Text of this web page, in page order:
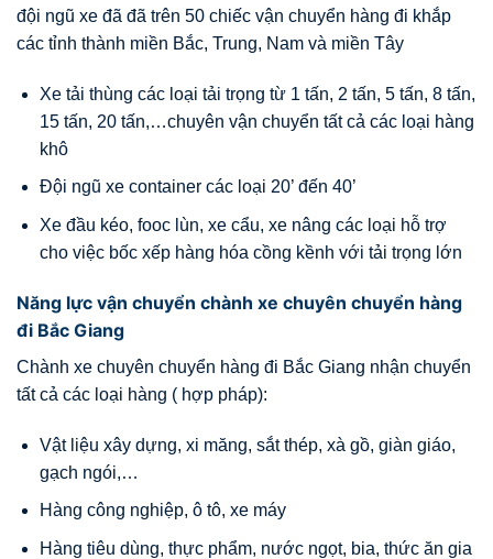
đội ngũ xe đã đã trên 50 chiếc vận chuyển hàng đi khắp
các tỉnh thành miền Bắc, Trung, Nam và miền Tây
Xe tải thùng các loại tải trọng từ 1 tấn, 2 tấn, 5 tấn, 8 tấn,
15 tấn, 20 tấn,…chuyên vận chuyển tất cả các loại hàng
khô
Đội ngũ xe container các loại 20’ đến 40’
Xe đầu kéo, fooc lùn, xe cẩu, xe nâng các loại hỗ trợ
cho việc bốc xếp hàng hóa cồng kềnh với tải trọng lớn
Năng lực vận chuyển chành xe chuyên chuyển hàng
đi Bắc Giang
Chành xe chuyên chuyển hàng đi Bắc Giang nhận chuyển
tất cả các loại hàng ( hợp pháp):
Vật liệu xây dựng, xi măng, sắt thép, xà gồ, giàn giáo,
gạch ngói,…
Hàng công nghiệp, ô tô, xe máy
Hàng tiêu dùng, thực phẩm, nước ngọt, bia, thức ăn gia